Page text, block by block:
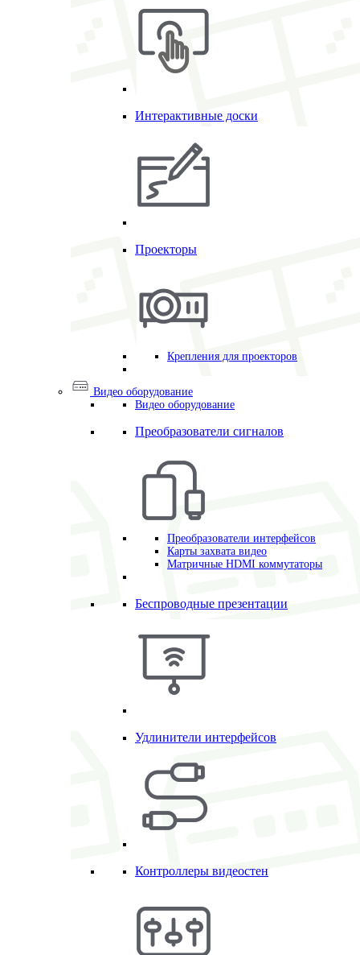
Интерактивные доски
Проекторы
Крепления для проекторов
Видео оборудование
Видео оборудование
Преобразователи сигналов
Преобразователи интерфейсов
Карты захвата видео
Матричные HDMI коммутаторы
Беспроводные презентации
Удлинители интерфейсов
Контроллеры видеостен